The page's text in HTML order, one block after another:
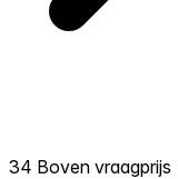
34 Boven vraagprijs